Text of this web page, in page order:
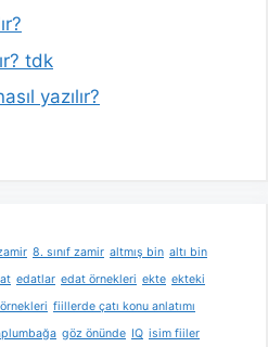
tdk
yazılır?
8. sınıf zamir altmış bin altı bin
edatlar edat örnekleri ekte ekteki
fiillerde çatı konu anlatımı
göz önünde IQ isim fiiler